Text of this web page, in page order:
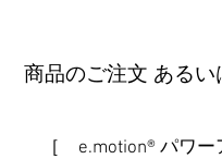
商品のご注文 ある
［ e.motion® パワー